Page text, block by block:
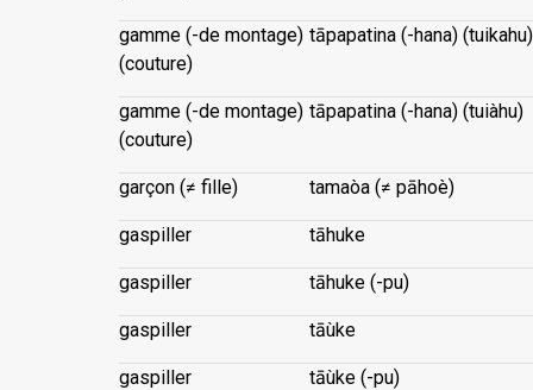
gamme (-de montage)
(couture)
tāpapatina (-hana) (tuikahu)
gamme (-de montage)
(couture)
tāpapatina (-hana) (tuiàhu)
garçon (≠ fille) tamaòa (≠ pāhoè)
gaspiller tāhuke
gaspiller tāhuke (-pu)
gaspiller tāùke
gaspiller tāùke (-pu)